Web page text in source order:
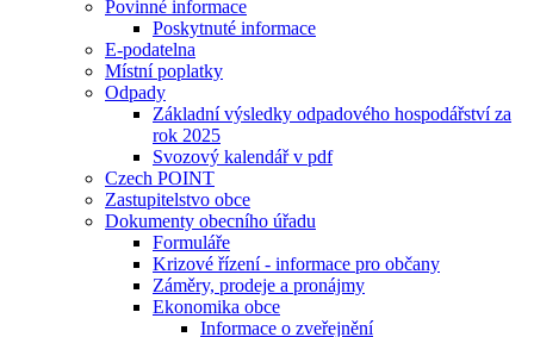
Povinné informace
Poskytnuté informace
E-podatelna
Místní poplatky
Odpady
Základní výsledky odpadového hospodářství za
rok 2025
Svozový kalendář v pdf
Czech POINT
Zastupitelstvo obce
Dokumenty obecního úřadu
Formuláře
Krizové řízení - informace pro občany
Záměry, prodeje a pronájmy
Ekonomika obce
Informace o zveřejnění